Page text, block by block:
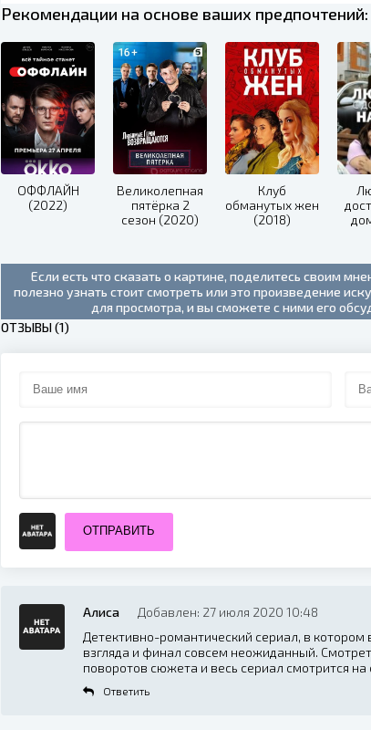
Рекомендации на основе ваших предпочтений:
ОФФЛАЙН
(2022)
Великолепная
пятёрка 2
сезон (2020)
Клуб
обманутых жен
(2018)
Если есть что сказать о картине, поделитесь своим
полезно узнать стоит смотреть или это произведение
для просмотра, и вы сможете с ними его
ОТЗЫВЫ (1)
ОТПРАВИТЬ
Алиса
Добавлен: 27 июля 2020 10:48
Детективно-романтический сериал, в котором
взгляда и финал совсем неожиданный.
поворотов сюжета и весь сериал смотрится
Ответить